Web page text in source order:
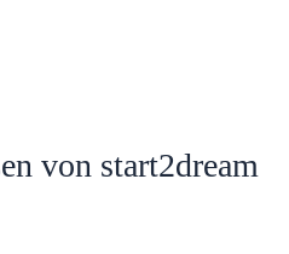
von start2dream